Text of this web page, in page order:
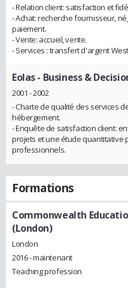
- Relation client: satisfaction et
- Achat: recherche fournisseur,
paiement.
- Vente: accueil, vente.
- Services : transfert d'argent
Eolas - Business &
2001 - 2002
- Charte de qualité des services
hébergement.
- Enquête de satisfaction client:
projets et une étude quantitative
professionnels.
Formations
Commonwealth
(London)
London
2016 - maintenant
Teaching profession